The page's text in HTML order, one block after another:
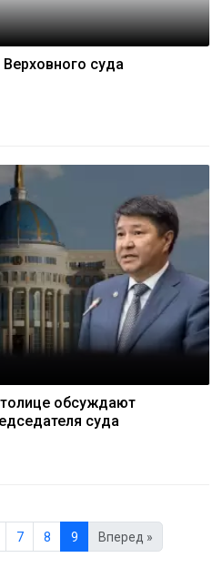
суда
обсуждают
суда
7 8 9 Вперед »